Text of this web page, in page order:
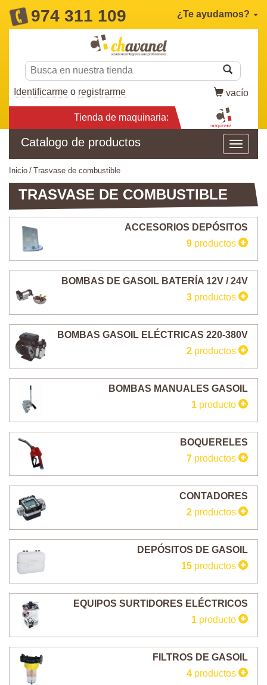
974 311 109 ¿Te ayudamos?
Identificarme o registrarme vacío
Tienda de maquinaria:
Catalogo de productos
inicio trasvase de combustible
TRASVASE DE COMBUSTIBLE
ACCESORIOS DEPÓSITOS
9 productos
BOMBAS DE GASOIL BATERÍA 12V / 24V
3 productos
BOMBAS GASOIL ELÉCTRICAS 220-380V
2 productos
BOMBAS MANUALES GASOIL
1 producto
BOQUERELES
7 productos
CONTADORES
2 productos
DEPÓSITOS DE GASOIL
15 productos
EQUIPOS SURTIDORES ELÉCTRICOS
1 producto
FILTROS DE GASOIL
4 productos